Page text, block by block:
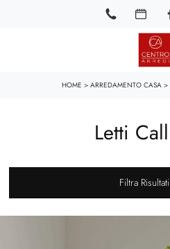
HOME > ARREDAMENTO CASA>
Letti
Filtra Risultati